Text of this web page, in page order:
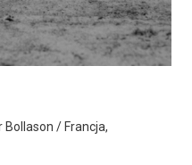
Bollason / Francja,